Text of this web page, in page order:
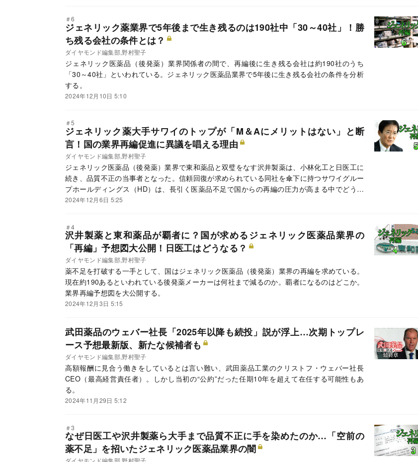
＃6
ジェネリック薬業界で5年後まで生き残るのは190社中「30～40社」！勝
ち残る会社の条件とは？
ダイヤモンド編集部,野村聖子
ジェネリック医薬品（後発薬）業界関係者の間で、再編後に生き残る会社は約190社のうち
「30～40社」といわれている。ジェネリック医薬品業界で5年後に生き残る会社の条件を分析
する。
2024年12月10日 5:10
＃5
ジェネリック薬大手サワイのトップが「M＆Aにメリットはない」と断
言！国の業界再編促進に異議を唱える理由
ダイヤモンド編集部,野村聖子
ジェネリック医薬品（後発薬）業界で東和薬品と双璧をなす沢井製薬は、小林化工と日医工に
続き、品質不正の当事者となった。信頼回復が求められている同社を傘下に持つサワイグルー
プホールディングス（HD）は、長引く医薬品不足で国からの再編の圧力が高まる中でどう立
ち回るのか。サワイGHDの澤井光郎会長兼社長グループCEOを直撃した。
2024年12月6日 5:25
＃4
沢井製薬と東和薬品が覇者に？国が求めるジェネリック医薬品業界の
「再編」予想図大公開！日医工はどうなる？
ダイヤモンド編集部,野村聖子
薬不足を打破する一手として、国はジェネリック医薬品（後発薬）業界の再編を求めている。
現在約190あるといわれている後発薬メーカーは何社まで減るのか。覇者になるのはどこか。
業界再編予想図を大公開する。
2024年12月3日 5:15
武田薬品のウェバー社長「2025年以降も続投」説が浮上…次期トップレ
ース予想最新版、新たな候補者も
ダイヤモンド編集部,野村聖子
高額報酬に見合う働きをしているとは言い難い、武田薬品工業のクリストフ・ウェバー社長
CEO（最高経営責任者）。しかし当初の“公約”だった任期10年を超えて在任する可能性もあ
る。
2024年11月29日 5:12
＃3
なぜ日医工や沢井製薬ら大手まで品質不正に手を染めたのか…「空前の
薬不足」を招いたジェネリック医薬品業界の闇